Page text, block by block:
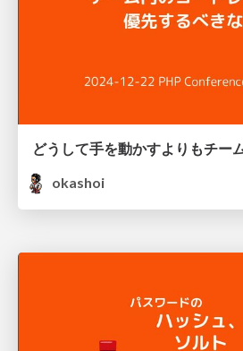
okashoi